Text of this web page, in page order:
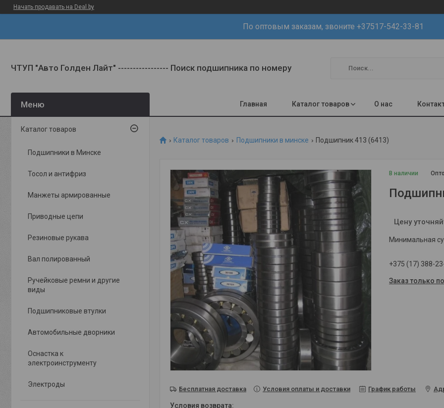
Начать продавать на Deal.by
По оптовым заказам, звоните +37517-542-33-81
ЧТУП "Авто Голден Лайт" ----------------- Поиск подшипника по номеру
Главная Каталог товаров О нас
Каталог товаров Подшипники в минске Подшипник 413 (6413)
В наличии
Цену
Минимальная
+375 (17) 388-
Заказ только
Бесплатная доставка Условия оплаты и доставки График работы
Каталог товаров
Подшипники в Минске
Тосол и антифриз
Манжеты армированные
Приводные цепи
Резиновые рукава
Вал полированный
Ручейковые ремни и другие
виды
Подшипниковые втулки
Автомобильные дворники
Оснастка к
электроинструменту
Электроды